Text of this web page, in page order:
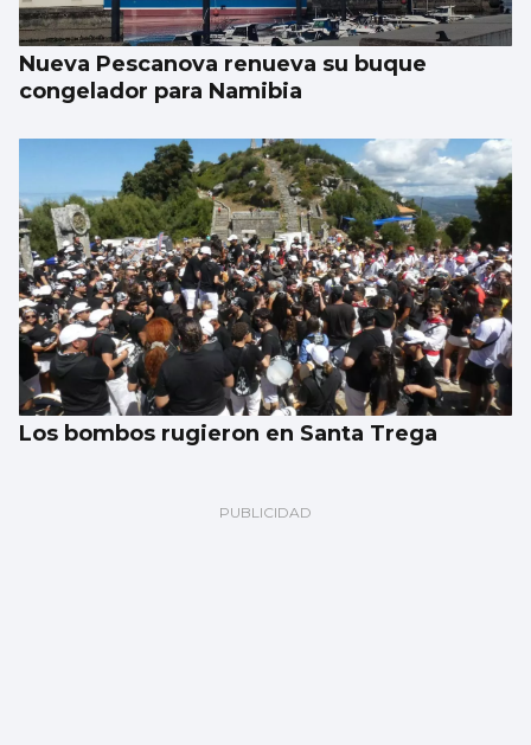
Nueva Pescanova renueva su buque
congelador para Namibia
Los bombos rugieron en Santa Trega